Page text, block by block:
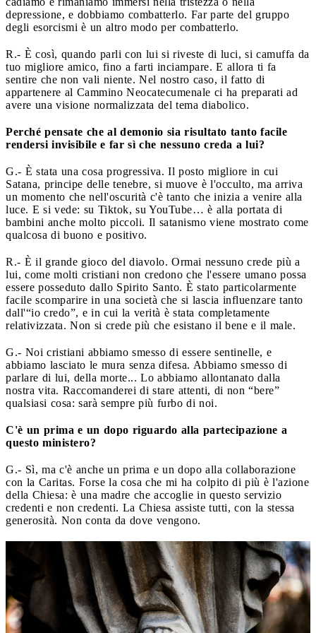
depressione, e dobbiamo combatterlo. Far parte del gruppo
degli esorcismi è un altro modo per combatterlo.
R.- È così, quando parli con lui si riveste di luci, si camuffa da
tuo migliore amico, fino a farti inciampare. E allora ti fa
sentire che non vali niente. Nel nostro caso, il fatto di
appartenere al Cammino Neocatecumenale ci ha preparati ad
avere una visione normalizzata del tema diabolico.
Perché pensate che al demonio sia risultato tanto facile
rendersi invisibile e far sì che nessuno creda a lui?
G.- È stata una cosa progressiva. Il posto migliore in cui
Satana, principe delle tenebre, si muove è l'occulto, ma arriva
un momento che nell'oscurità c'è tanto che inizia a venire alla
luce. E si vede: su Tiktok, su YouTube… è alla portata di
bambini anche molto piccoli. Il satanismo viene mostrato come
qualcosa di buono e positivo.
R.- È il grande gioco del diavolo. Ormai nessuno crede più a
lui, come molti cristiani non credono che l'essere umano possa
essere posseduto dallo Spirito Santo. È stato particolarmente
facile scomparire in una società che si lascia influenzare tanto
dall'“io credo”, e in cui la verità è stata completamente
relativizzata. Non si crede più che esistano il bene e il male.
G.- Noi cristiani abbiamo smesso di essere sentinelle, e
abbiamo lasciato le mura senza difesa. Abbiamo smesso di
parlare di lui, della morte... Lo abbiamo allontanato dalla
nostra vita. Raccomanderei di stare attenti, di non “bere”
qualsiasi cosa: sarà sempre più furbo di noi.
C'è un prima e un dopo riguardo alla partecipazione a
questo ministero?
G.- Sì, ma c'è anche un prima e un dopo alla collaborazione
con la Caritas. Forse la cosa che mi ha colpito di più è l'azione
della Chiesa: è una madre che accoglie in questo servizio
credenti e non credenti. La Chiesa assiste tutti, con la stessa
generosità. Non conta da dove vengono.